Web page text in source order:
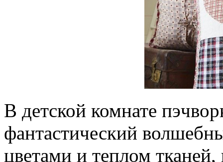
В детской комнате
фантастический
цветами и теплом